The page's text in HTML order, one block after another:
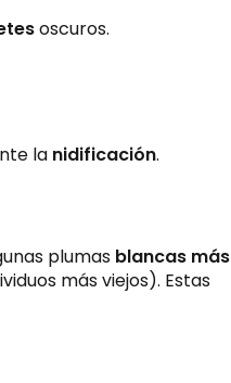
oscuros.
la nidificación.
plumas blancas más
más viejos). Estas